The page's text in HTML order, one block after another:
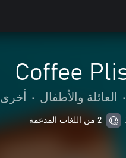
Coffee
• العائلة والأطفال • أخرى
2 من اللغات المدعمة